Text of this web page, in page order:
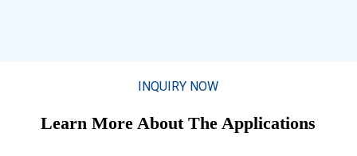
INQUIRY NOW
Learn More About The Applications